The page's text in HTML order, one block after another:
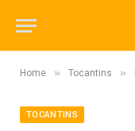
Home » Tocantins »
TOCANTINS